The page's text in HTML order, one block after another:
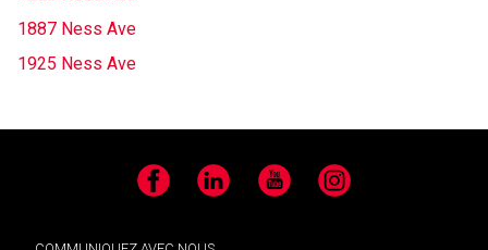
1887 Ness Ave
1925 Ness Ave
Facebook LinkedIn YouTube Instagram